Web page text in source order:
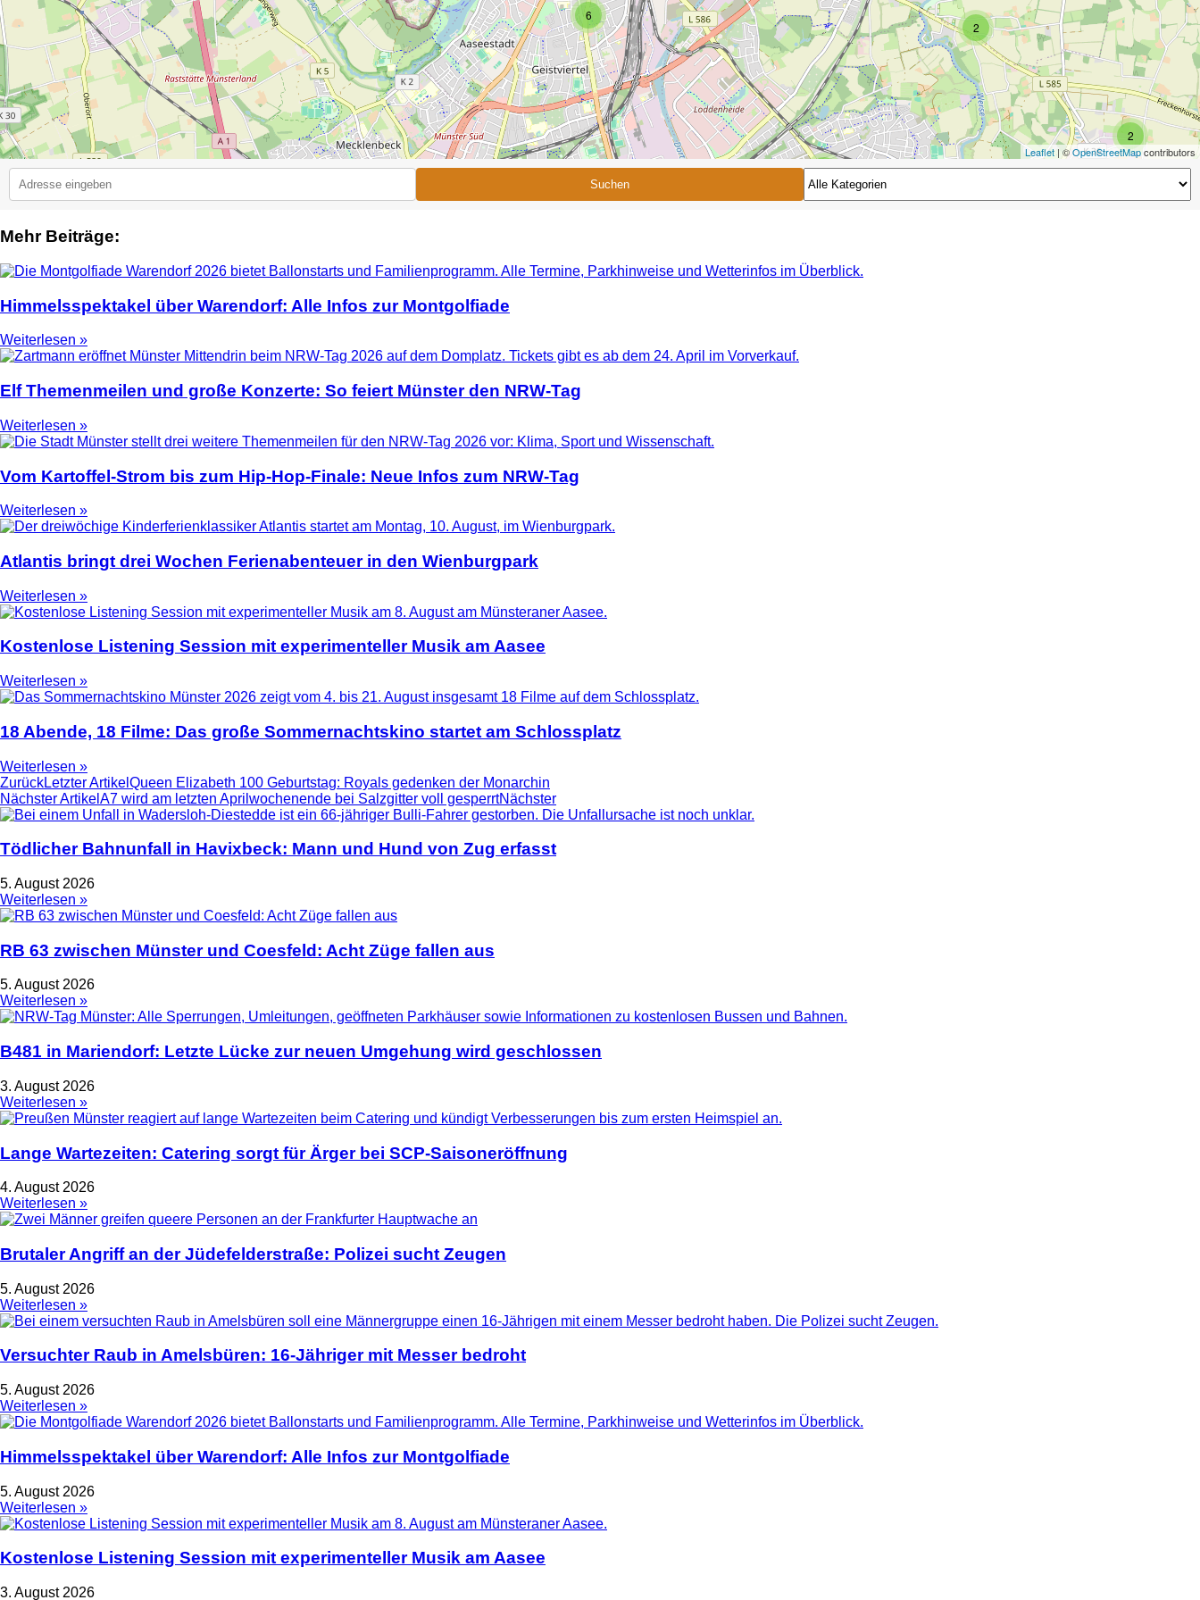
2
2
2
6
Leaflet| ©OpenStreetMapcontributors
Suchen
Mehr Beiträge:
Himmelsspektakel über Warendorf: Alle Infos zur Montgolfiade
Weiterlesen »
Elf Themenmeilen und große Konzerte: So feiert Münster den NRW-Tag
Weiterlesen »
Vom Kartoffel-Strom bis zum Hip-Hop-Finale: Neue Infos zum NRW-Tag
Weiterlesen »
Atlantis bringt drei Wochen Ferienabenteuer in den Wienburgpark
Weiterlesen »
Kostenlose Listening Session mit experimenteller Musik am Aasee
Weiterlesen »
18 Abende, 18 Filme: Das große Sommernachtskino startet am Schlossplatz
Weiterlesen »
ZurückLetzter Artikel Queen Elizabeth 100 Geburtstag: Royals gedenken der Monarchin
Nächster Artikel A7 wird am letzten Aprilwochenende bei Salzgitter voll gesperrtNächster
Tödlicher Bahnunfall in Havixbeck: Mann und Hund von Zug erfasst
5. August 2026
Weiterlesen »
RB 63 zwischen Münster und Coesfeld: Acht Züge fallen aus
5. August 2026
Weiterlesen »
B481 in Mariendorf: Letzte Lücke zur neuen Umgehung wird geschlossen
3. August 2026
Weiterlesen »
Lange Wartezeiten: Catering sorgt für Ärger bei SCP-Saisoneröffnung
4. August 2026
Weiterlesen »
Brutaler Angriff an der Jüdefelderstraße: Polizei sucht Zeugen
5. August 2026
Weiterlesen »
Versuchter Raub in Amelsbüren: 16-Jähriger mit Messer bedroht
5. August 2026
Weiterlesen »
Himmelsspektakel über Warendorf: Alle Infos zur Montgolfiade
5. August 2026
Weiterlesen »
Kostenlose Listening Session mit experimenteller Musik am Aasee
3. August 2026